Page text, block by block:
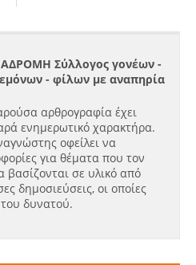
Σύλλογος γονέων -
- φίλων με αναπηρία
αρθρογραφία έχει
ενημερωτικό χαρακτήρα.
οφείλει να
για θέματα που τον
βασίζονται σε υλικό από
δημοσιεύσεις, οι οποίες
δυνατού.